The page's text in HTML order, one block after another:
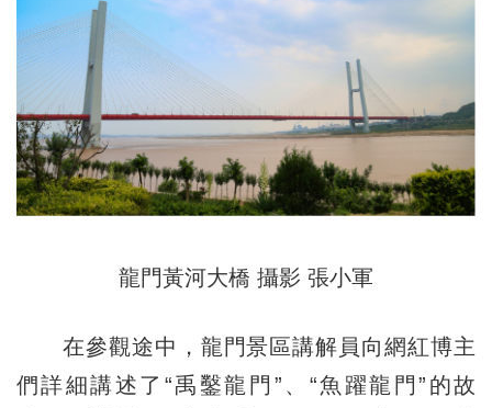
龍門黃河大橋 攝影 張小軍
在參觀途中，龍門景區講解員向網紅博主
們詳細講述了“禹鑿龍門”、“魚躍龍門”的故